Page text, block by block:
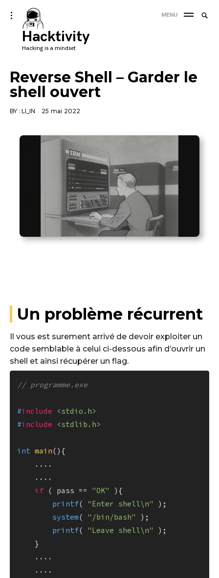
Skip
to
content
Hacktivity
Hacking is a mindset
toggle
open/close
sidebar
MENU
Reverse Shell – Garder le
shell ouvert
BY : LI_IN 25 mai 2022
Un problème récurrent
Il vous est surement arrivé de devoir exploiter un
code semblable à celui ci-dessous afin d’ouvrir un
shell et ainsi récupérer un flag.
// programme.exe
#include
<stdio.h>
#include <stdlib.h>
int main() {
    ....
    ....
if ( pass == "OK"
){
printf( "Enter shell\n"
);
system( "/bin/bash"
);
printf( "Leave shell\n"
);
    }
    ....
    ....